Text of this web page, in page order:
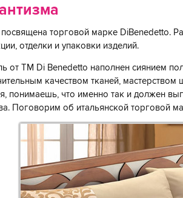
посвящена торговой марке DiBenedetto.
отделки и упаковки изделий.
от ТМ Di Benedetto наполнен сиянием
качеством тканей,
понимаешь, что именно так и должен
Поговорим об итальянской торговой